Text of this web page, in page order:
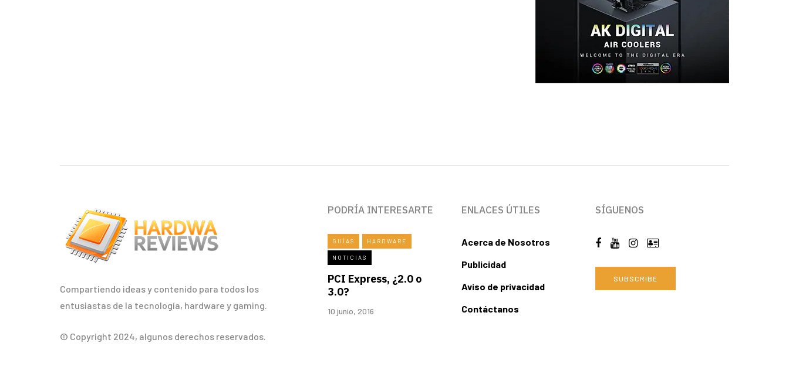
Compartiendo ideas y contenido para todos los
entusiastas de la tecnología, hardware y gaming.
© Copyright 2024, algunos derechos reservados.
PODRÍA INTERESARTE
GUÍAS HARDWARE
NOTICIAS
PCI Express, ¿2.0 o
3.0?
10 junio, 2016
ENLACES ÚTILES
Acerca de Nosotros
Publicidad
Aviso de privacidad
Contáctanos
SÍGUENOS
SUBSCRIBE